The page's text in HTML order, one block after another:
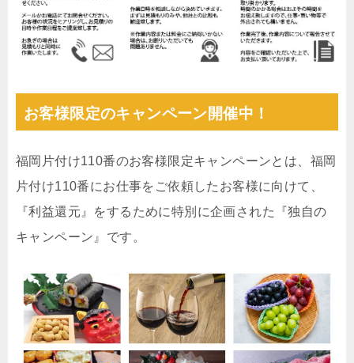
お客様限定のキャンペーン開催中！
福岡片付け110番のお客様限定キャンペーンとは、福岡
片付け110番にお仕事をご依頼したお客様に向けて、
『利益還元』をするために特別に企画された『独自の
キャンペーン』です。